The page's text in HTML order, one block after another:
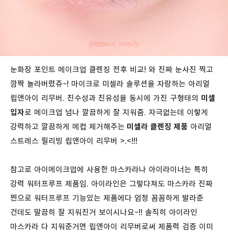
눈화장 포인트 메이크업 클렌징 전후 비교! 와 진짜 눈사진 찍고
깜짝 놀라버렸쥬~! 마이크로 미셀라 솔루션을 자랑하는 아리얼
립앤아이 리무버. 친수성과 친유성을 동시에 가진 구형태의 미셀
입자로 메이크업 넘나 깔끔하게 잘 지워줌. 자극없는데 이렇게
강력하고 깔끔하게 메컵 제거해주는 미셀라 클렌징 제품 아리얼
스트레스 릴리빙 립앤아이 리무버 >.<!!!
참고로 아이메이크업에 사용한 마스카라나 아이라이너는 특히
강력 워터프루프 제품임. 아이라인은 그렇다쳐도 마스카라 진짜
찐으로 워터프루프 기능있는 제품에다 엄청 꼼꼼하게 발라준
건데도 말끔히 잘 지워진거 보이시나요~!! 솔직히 아이라인
마스카라 다 지워준거면 립앤아이 리무버로써 제품력 검증 이미